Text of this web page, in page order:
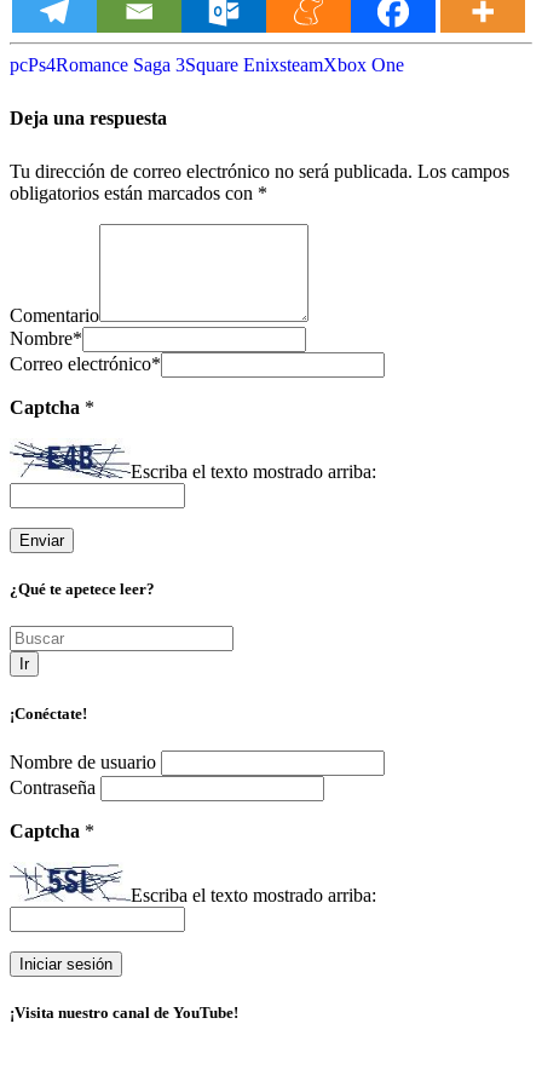
pcPs4Romance Saga 3Square EnixsteamXbox One
Deja una respuesta
Tu dirección de correo electrónico no será publicada. Los campos
obligatorios están marcados con *
Comentario
Nombre*
Correo electrónico*
Captcha *
Escriba el texto mostrado arriba:
¿Qué te apetece leer?
Ir
¡Conéctate!
Nombre de usuario
Contraseña
Captcha *
Escriba el texto mostrado arriba:
¡Visita nuestro canal de YouTube!